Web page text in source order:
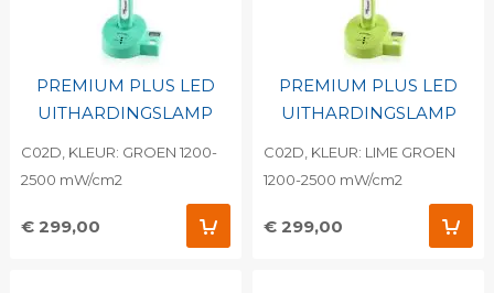
PREMIUM PLUS LED
UITHARDINGSLAMP
C02D, KLEUR: GROEN 1200-
2500 mW/cm2
€ 299,00
PREMIUM PLUS LED
UITHARDINGSLAMP
C02D, KLEUR: LIME GROEN
1200-2500 mW/cm2
€ 299,00